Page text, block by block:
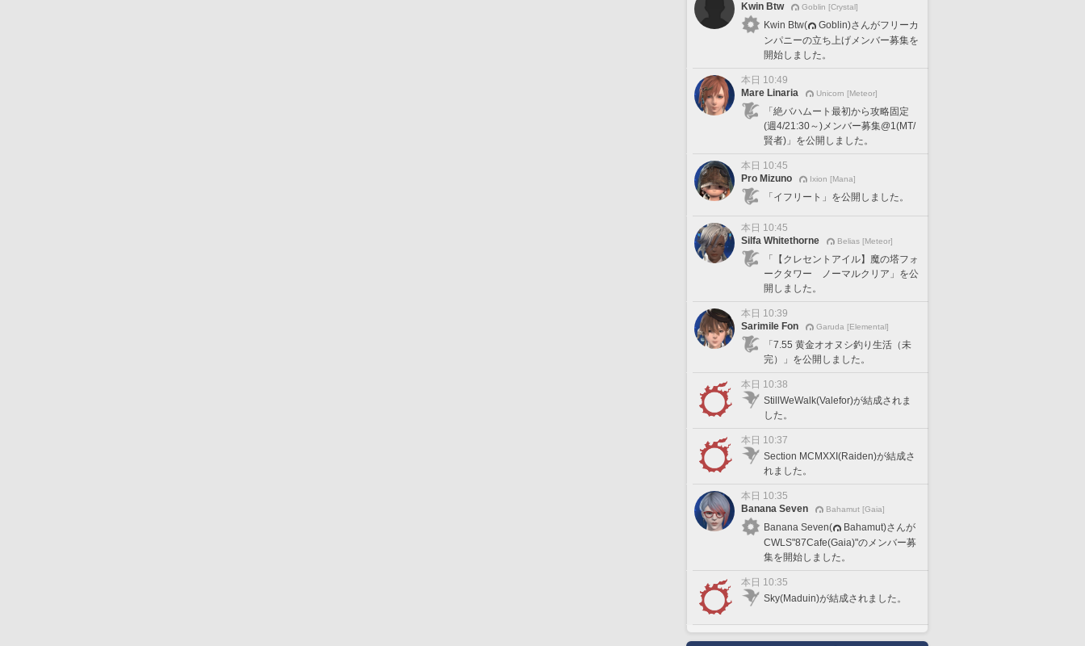
Kwin Btw
Goblin [Crystal]
Kwin Btw(
Goblin)さんがフリーカ
ンパニーの立ち上げメンバー募集を
開始しました。
本日 10:49
Mare Linaria
Unicorn [Meteor]
「絶バハムート最初から攻略固定
(週4/21:30～)メンバー募集@1(MT/
賢者)」を公開しました。
本日 10:45
Pro Mizuno
Ixion [Mana]
「イフリート」を公開しました。
本日 10:45
Silfa Whitethorne
Belias [Meteor]
「【クレセントアイル】魔の塔フォ
ークタワー ノーマルクリア」を公
開しました。
本日 10:39
Sarimile Fon
Garuda [Elemental]
「7.55 黄金オオヌシ釣り生活（未
完）」を公開しました。
本日 10:38
StillWeWalk(Valefor)が結成されま
した。
本日 10:37
Section MCMXXI(Raiden)が結成さ
れました。
本日 10:35
Banana Seven
Bahamut [Gaia]
Banana Seven(
Bahamut)さんが
CWLS"87Cafe(Gaia)"のメンバー募
集を開始しました。
本日 10:35
Sky(Maduin)が結成されました。